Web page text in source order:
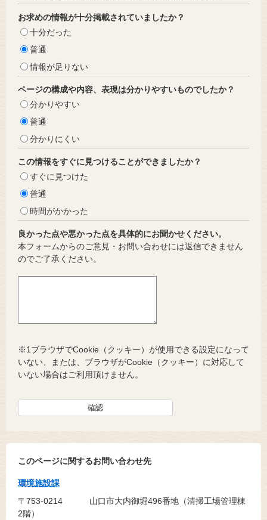
お求めの情報が十分掲載されていましたか？
十分だった
普通
情報が足りない
ページの構成や内容、表現は分かりやすいものでしたか？
分かりやすい
普通
分かりにくい
この情報をすぐに見つけることができましたか？
すぐに見つけた
普通
時間がかかった
良かった点や悪かった点を具体的にお聞かせください。
本フォームからのご意見・お問い合わせには返信できません
のでご了承ください。
※1ブラウザでCookie（クッキー）が使用できる設定になって
いない、または、ブラウザがCookie（クッキー）に対応して
いない場合はご利用頂けません。
このページに関するお問い合わせ先
環境施設課
〒753-0214
山口市大内御堀496番地（清掃工場管理棟
2階）